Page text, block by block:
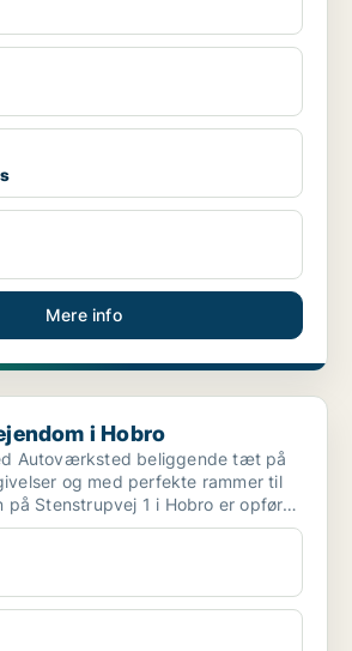
Mere info
Hobro
i Hobro
beliggende tæt på
og med perfekte rammer til
Stenstrupvej 1 i Hobro er opført